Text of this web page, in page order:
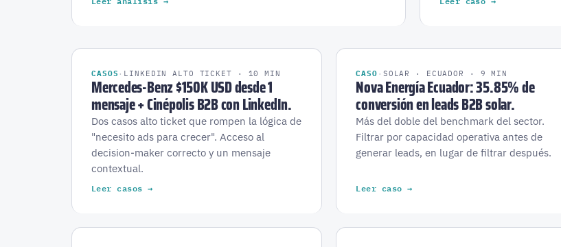
CASOS · LINKEDIN ALTO TICKET · 10 MIN
Mercedes-Benz $150K USD desde 1
mensaje + Cinépolis B2B con LinkedIn.
Dos casos alto ticket que rompen la lógica de
"necesito ads para crecer". Acceso al
decision-maker correcto y un mensaje
contextual.
Leer casos →
CASO · SOLAR · ECUADOR · 9 MIN
Nova Energía Ecuador: 35.85% de
conversión en leads B2B solar.
Más del doble del benchmark del sector.
Filtrar por capacidad operativa antes de
generar leads, en lugar de filtrar después.
Leer caso →